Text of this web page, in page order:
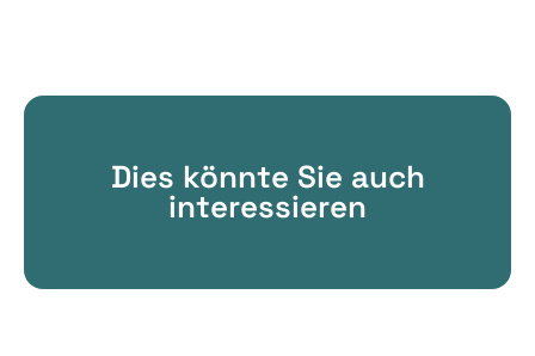
Dies könnte Sie auch
interessieren